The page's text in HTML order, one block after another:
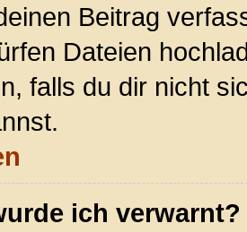
Beitrag
Dateien
falls du dir nicht
ich verwarnt?